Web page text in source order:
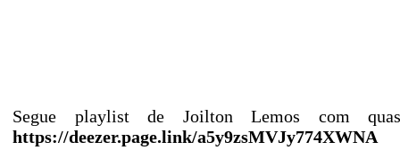
Segue playlist de Joilton Lemos com
https://deezer.page.link/a5y9zsMVJy774XWNA